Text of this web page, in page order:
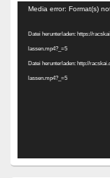
Video-
Media error: Format(s)
Datei herunterladen: https://
lassen.mp4?_=5
Datei herunterladen: http://
lassen.mp4?_=5